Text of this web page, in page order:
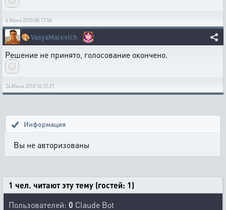
4 Июня 2010 08:17:04
🎨VasyaMalevich
Решение не принято, голосование окончено.
24 Июня 2010 16:12:21
Информация
Вы не авторизованы
1 чел. читают эту тему (гостей: 1)
Пользователей: 0 Claude Bot